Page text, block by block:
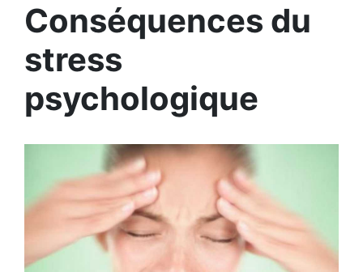
Conséquences du
stress
psychologique